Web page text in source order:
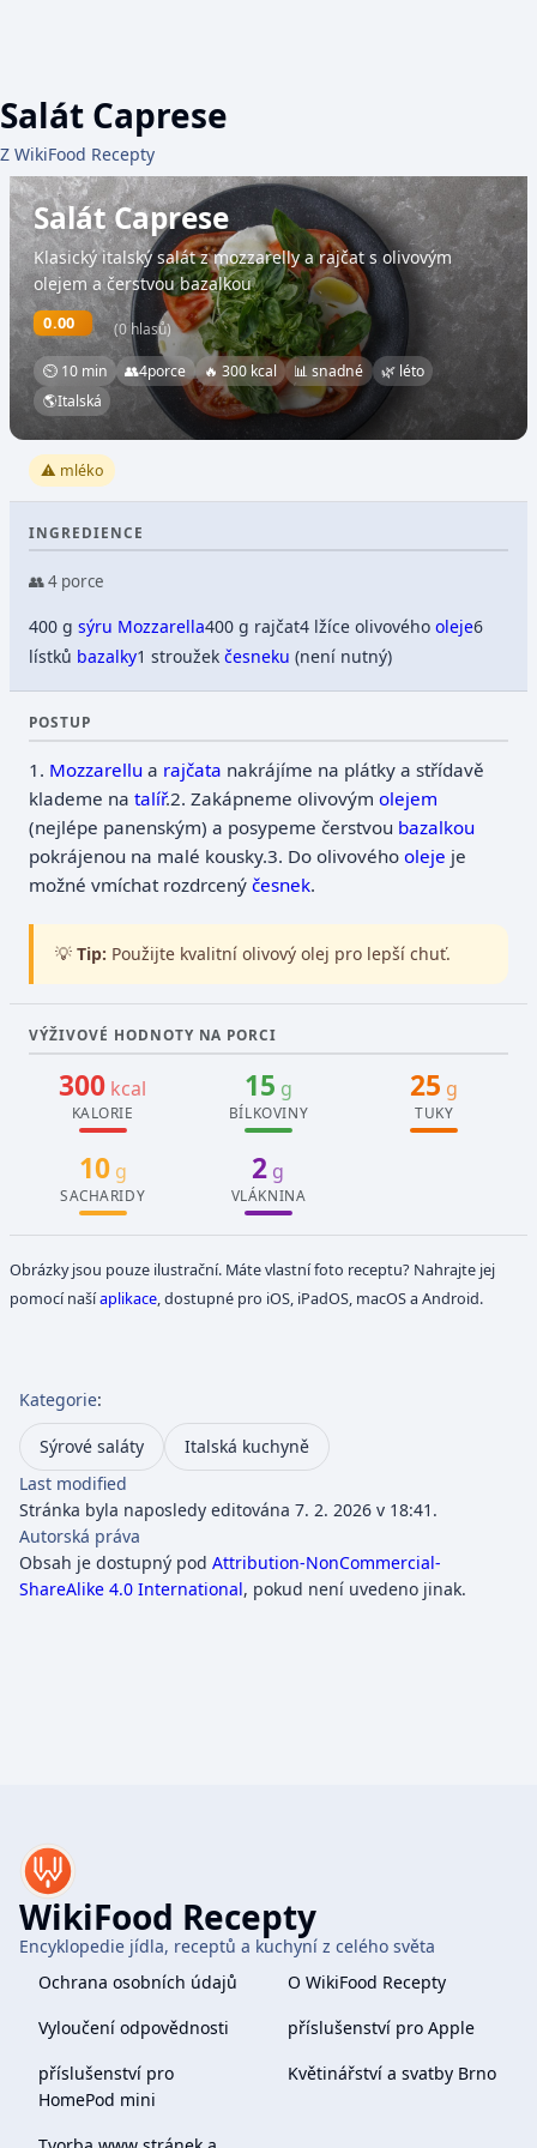
Salát Caprese
Z WikiFood Recepty
Salát Caprese
Klasický italský salát z mozzarelly a rajčat s olivovým
olejem a čerstvou bazalkou
0.00 (0 hlasů)
⏲ 10 min 👥4porce 🔥 300 kcal 📊 snadné
🌿 léto
🌎Italská
⚠️ mléko
INGREDIENCE
👥 4 porce
400 gsýru Mozzarella400 g rajčat4 lžíce olivovéhooleje6
lístků bazalky1 stroužekčesneku (není nutný)
POSTUP
1. Mozzarellu a rajčata nakrájíme na plátky a střídavě
klademe natalíř.2. Zakápneme olivovýmolejem
(nejlépe panenským) a posypeme čerstvou bazalkou
pokrájenou na malé kousky.3. Do olivovéhooleje je
možné vmíchat rozdrcenýčesnek.
💡 Tip: Použijte kvalitní olivový olej pro lepší chuť.
VÝŽIVOVÉ HODNOTY NA PORCI
300 kcal
KALORIE
15 g
BÍLKOVINY
25 g
TUKY
10g
SACHARIDY
2 g
VLÁKNINA
Obrázky jsou pouze ilustrační. Máte vlastní foto receptu? Nahrajte jej
pomocí našíaplikace, dostupné pro iOS, iPadOS, macOS a Android.
Kategorie:
Sýrové saláty
Italská kuchyně
Last modified
Stránka byla naposledy editována 7. 2. 2026 v 18:41.
Autorská práva
Obsah je dostupný pod Attribution-NonCommercial-
ShareAlike 4.0 International, pokud není uvedeno jinak.
WikiFood Recepty
Encyklopedie jídla, receptů a kuchyní z celého světa
Ochrana osobních údajů
O WikiFood Recepty
Vyloučení odpovědnosti
příslušenství pro Apple
příslušenství pro
HomePod mini
Květinářství a svatby Brno